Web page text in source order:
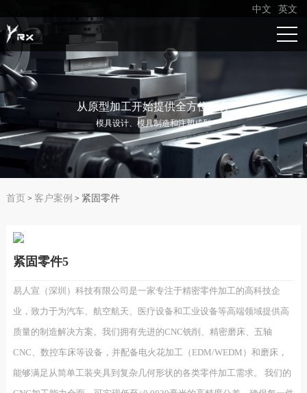
中文 英文
从原型加工开始提供全方位服务
模具设计、模具制造和注塑成型
首页 > 客户案例 > 紧固零件
紧固零件5
易人宣（深圳）科技有限公司是一家专注于精密零件加工的高科技企
业，致力于为汽车、航空航天、医疗设备和工业设备等高端领域提供高
质量的制造解决方案。我们拥有先进的CNC铣削、精密磨床、五轴
CNC、数控车床等设备，并配备电火花加工（EDM/WEDM）和磨床，
能够满足从简单工装夹具到复杂几何形状的各类零件加工需求。 我们的